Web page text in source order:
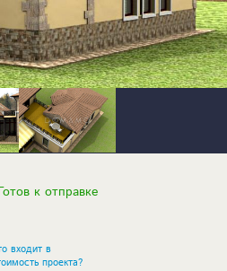
к отправке
входит в
проекта?